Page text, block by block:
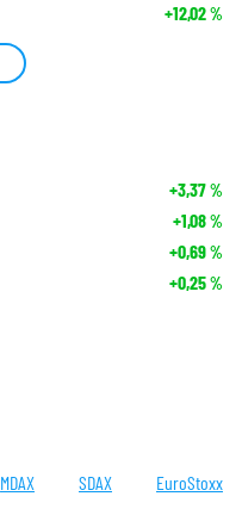
+12,02%
+3,37%
+1,08%
+0,69%
+0,25%
MDAX SDAX EuroStoxx